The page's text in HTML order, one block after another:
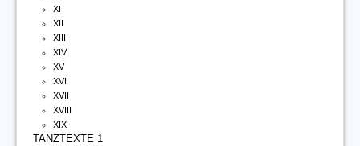
XI
XII
XIII
XIV
XV
XVI
XVII
XVIII
XIX
TANZTEXTE 1